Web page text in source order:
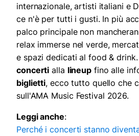
internazionale, artisti italiani e
ce n'è per tutti i gusti. In più
palco principale non
relax immerse nel verde,
e spazi dedicati al food &
concerti alla lineup fino alle
biglietti, ecco tutto quello che
sull'AMA Music Festival 2026.
Leggi anche:
Perché i concerti stanno